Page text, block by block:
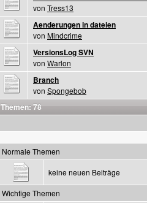
von Tress13
Aenderungen in dateien
von Mindcrime
VersionsLog SVN
von Warlon
Branch
von Spongebob
Themen: 78
Normale Themen
keine neuen Beiträge
Wichtige Themen